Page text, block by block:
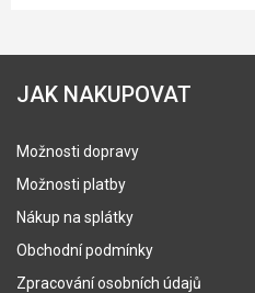
JAK NAKUPOVAT
Možnosti dopravy
Možnosti platby
Nákup na splátky
Obchodní podmínky
Zpracování osobních údajů